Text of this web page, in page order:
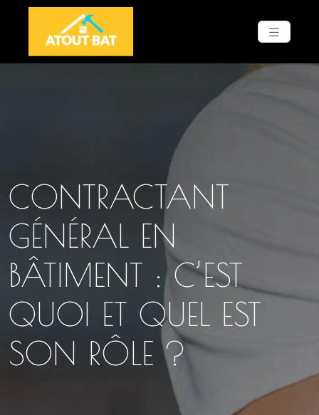
CONTRACTANT
GÉNÉRAL EN
BÂTIMENT : C’EST
QUOI ET QUEL EST
SON RÔLE ?